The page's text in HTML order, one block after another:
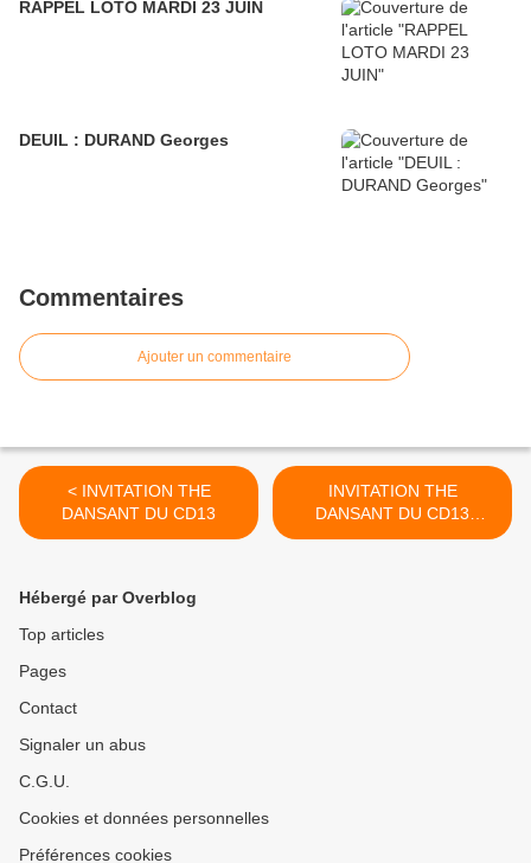
RAPPEL LOTO MARDI 23 JUIN
DEUIL : DURAND Georges
Commentaires
Ajouter un commentaire
< INVITATION THE
DANSANT DU CD13
INVITATION THE
DANSANT DU CD13
RAPPEL >
Hébergé par Overblog
Top articles
Pages
Contact
Signaler un abus
C.G.U.
Cookies et données personnelles
Préférences cookies